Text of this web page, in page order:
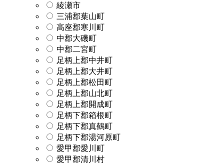
綾瀬市
三浦郡葉山町
高座郡寒川町
中郡大磯町
中郡二宮町
足柄上郡中井町
足柄上郡大井町
足柄上郡松田町
足柄上郡山北町
足柄上郡開成町
足柄下郡箱根町
足柄下郡真鶴町
足柄下郡湯河原町
愛甲郡愛川町
愛甲郡清川村